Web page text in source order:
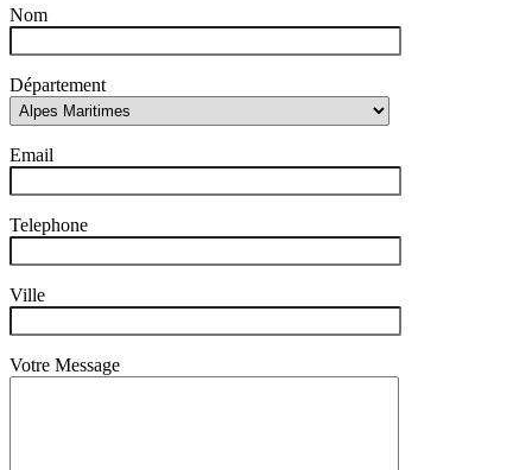
Nom
Département
Email
Telephone
Ville
Votre Message